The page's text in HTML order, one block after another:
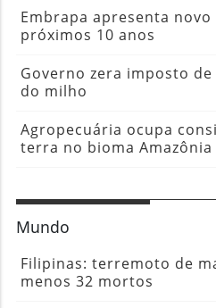
Embrapa apresenta
próximos 10 anos
Governo zera imposto
do milho
Agropecuária ocupa
terra no bioma Amazônia
Mundo
Filipinas: terremoto de
menos 32 mortos